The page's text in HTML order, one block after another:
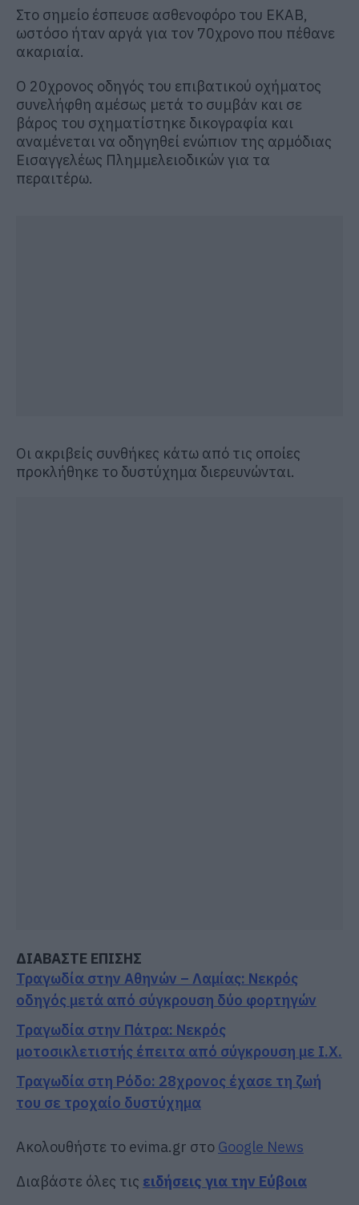
Στο σημείο έσπευσε ασθενοφόρο του ΕΚΑΒ,
ωστόσο ήταν αργά για τον 70χρονο που πέθανε
ακαριαία.
Ο 20χρονος οδηγός του επιβατικού οχήματος
συνελήφθη αμέσως μετά το συμβάν και σε
βάρος του σχηματίστηκε δικογραφία και
αναμένεται να οδηγηθεί ενώπιον της αρμόδιας
Εισαγγελέως Πλημμελειοδικών για τα
περαιτέρω.
Οι ακριβείς συνθήκες κάτω από τις οποίες
προκλήθηκε το δυστύχημα διερευνώνται.
ΔΙΑΒΑΣΤΕ ΕΠΙΣΗΣ
Τραγωδία στην Αθηνών – Λαμίας: Νεκρός
οδηγός μετά από σύγκρουση δύο φορτηγών
Τραγωδία στην Πάτρα: Νεκρός
μοτοσικλετιστής έπειτα από σύγκρουση με Ι.Χ.
Τραγωδία στη Ρόδο: 28χρονος έχασε τη ζωή
του σε τροχαίο δυστύχημα
Ακολουθήστε το evima.gr στο Google News
Διαβάστε όλες τις ειδήσεις για την Εύβοια